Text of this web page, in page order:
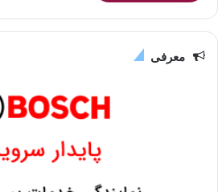
معرفی